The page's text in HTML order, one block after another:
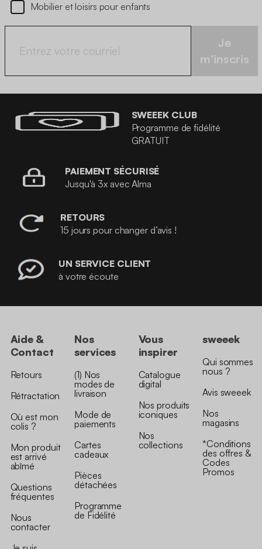
Mobilier et loisirs pour enfants
Je
m'inscris
SWEEEK CLUB
Programme de fidélité
GRATUIT
PAIEMENT SÉCURISÉ
Jusqu'à 3x avec Alma
RETOURS
15 jours pour changer d’avis !
UN SERVICE CLIENT
à votre écoute
Aide &
Contact
Retours
Rétractation
Où est mon
colis ?
Mon produit
est arrivé
abîmé
Questions
fréquentes
Nous
contacter
Nos
services
(1) Nos
modes de
livraison
Mode de
paiements
Cartes
cadeaux
Pièces
détachées
Programme
de Fidélité
Vous
inspirer
Catalogue
digital
Nos produits
iconiques
Nos
collections
sweeek
Qui sommes
nous ?
Avis sweeek
Nos
magasins
*Conditions
des offres &
Codes
Promos